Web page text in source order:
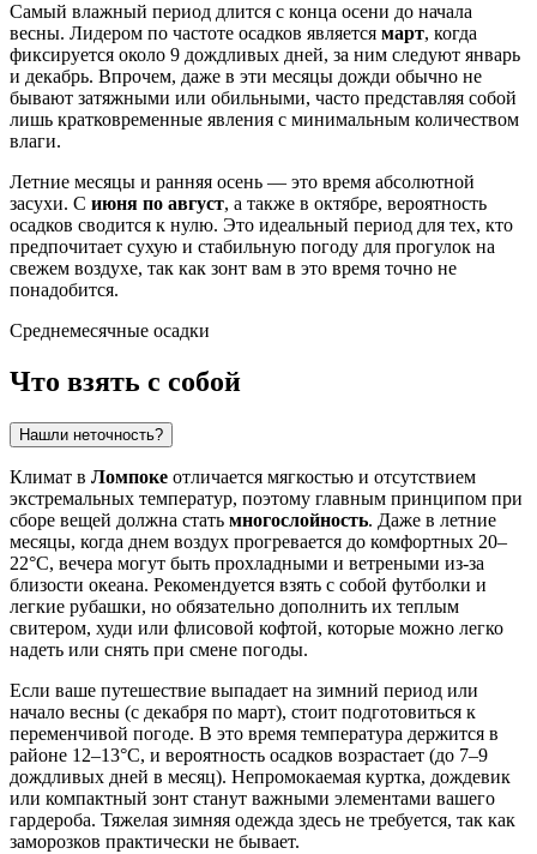
Самый влажный период длится с конца осени до начала
весны. Лидером по частоте осадков является март, когда
фиксируется около 9 дождливых дней, за ним следуют январь
и декабрь. Впрочем, даже в эти месяцы дожди обычно не
бывают затяжными или обильными, часто представляя собой
лишь кратковременные явления с минимальным количеством
влаги.
Летние месяцы и ранняя осень — это время абсолютной
засухи. С июня по август, а также в октябре, вероятность
осадков сводится к нулю. Это идеальный период для тех, кто
предпочитает сухую и стабильную погоду для прогулок на
свежем воздухе, так как зонт вам в это время точно не
понадобится.
Среднемесячные осадки
Что взять с собой
Нашли неточность?
Климат в Ломпоке отличается мягкостью и отсутствием
экстремальных температур, поэтому главным принципом при
сборе вещей должна стать многослойность. Даже в летние
месяцы, когда днем воздух прогревается до комфортных 20–
22°C, вечера могут быть прохладными и ветреными из-за
близости океана. Рекомендуется взять с собой футболки и
легкие рубашки, но обязательно дополнить их теплым
свитером, худи или флисовой кофтой, которые можно легко
надеть или снять при смене погоды.
Если ваше путешествие выпадает на зимний период или
начало весны (с декабря по март), стоит подготовиться к
переменчивой погоде. В это время температура держится в
районе 12–13°C, и вероятность осадков возрастает (до 7–9
дождливых дней в месяц). Непромокаемая куртка, дождевик
или компактный зонт станут важными элементами вашего
гардероба. Тяжелая зимняя одежда здесь не требуется, так как
заморозков практически не бывает.